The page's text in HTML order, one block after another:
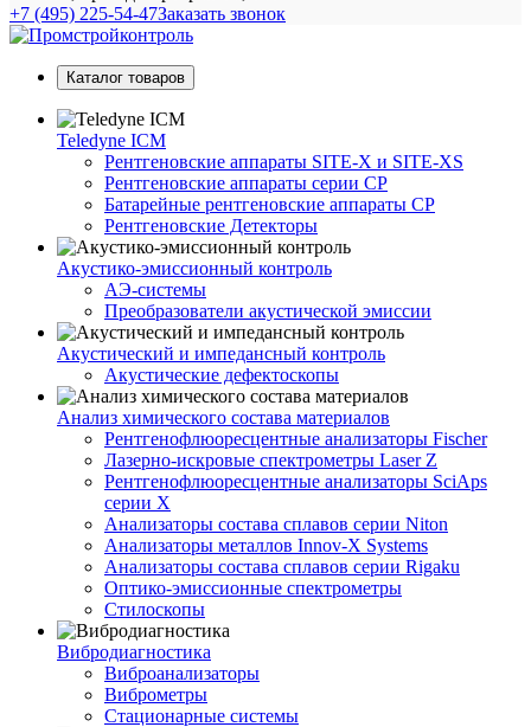
+7 (495) 225-54-47Заказать звонок
Каталог товаров
Teledyne ICM
Рентгеновские аппараты SITE-X и SITE-XS
Рентгеновские аппараты серии CP
Батарейные рентгеновские аппараты CP
Рентгеновские Детекторы
Акустико-эмисcионный контроль
АЭ-системы
Преобразователи акустической эмиссии
Акустический и импедансный контроль
Акустические дефектоскопы
Анализ химического состава материалов
Рентгенофлюоресцентные анализаторы Fischer
Лазерно-искровые спектрометры Laser Z
Рентгенофлюоресцентные анализаторы SciAps
серии Х
Анализаторы состава сплавов серии Niton
Анализаторы металлов Innov-X Systems
Анализаторы состава сплавов серии Rigaku
Оптико-эмиссионные спектрометры
Стилоскопы
Вибродиагностика
Виброанализаторы
Виброметры
Стационарные системы